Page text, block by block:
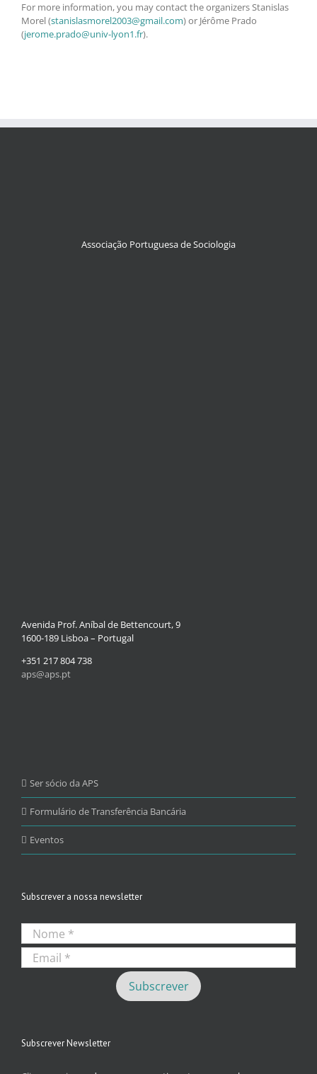
For more information, you may contact the organizers Stanislas
Morel (stanislasmorel2003@gmail.com) or Jérôme Prado
(jerome.prado@univ-lyon1.fr).
Associação Portuguesa de Sociologia
Avenida Prof. Aníbal de Bettencourt, 9
1600-189 Lisboa – Portugal
+351 217 804 738
aps@aps.pt
Ser sócio da APS
Formulário de Transferência Bancária
Eventos
Subscrever a nossa newsletter
Subscrever Newsletter